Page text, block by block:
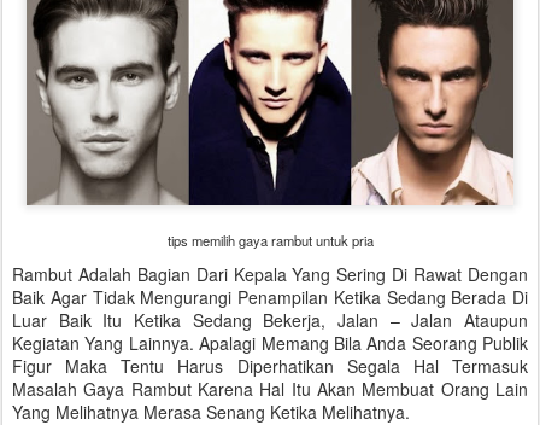
tips memilih gaya rambut untuk pria
Rambut Adalah Bagian Dari Kepala Yang Sering Di Rawat Dengan
Baik Agar Tidak Mengurangi Penampilan Ketika Sedang Berada Di
Luar Baik Itu Ketika Sedang Bekerja, Jalan – Jalan Ataupun
Kegiatan Yang Lainnya. Apalagi Memang Bila Anda Seorang Publik
Figur Maka Tentu Harus Diperhatikan Segala Hal Termasuk
Masalah Gaya Rambut Karena Hal Itu Akan Membuat Orang Lain
Yang Melihatnya Merasa Senang Ketika Melihatnya.